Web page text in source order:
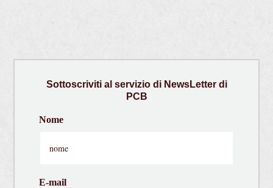
Sottoscriviti al servizio di NewsLetter di
PCB
Nome
E-mail